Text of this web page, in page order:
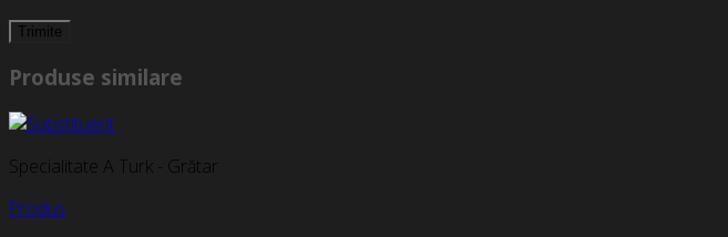
Produse similare
Specialitate A Turk - Grătar
Produs